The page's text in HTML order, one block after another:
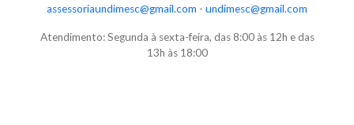
assessoriaundimesc@gmail.com - undimesc@gmail.com
Atendimento: Segunda à sexta-feira, das 8:00 às 12h e das
13h às 18:00